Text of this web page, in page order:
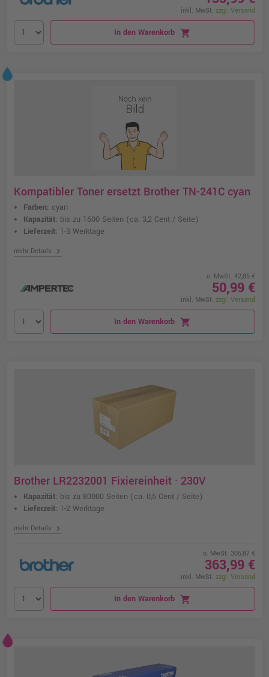
inkl. MwSt. zzgl. Versand
In den Warenkorb shopping_cart
Kompatibler Toner ersetzt Brother TN-241C cyan
Farben: cyan
Kapazität: bis zu 1600 Seiten (ca. 3,2 Cent / Seite)
Lieferzeit: 1-3 Werktage
mehr Details chevron_right
o. MwSt. 42,85 €
50,99 €
inkl. MwSt. zzgl. Versand
In den Warenkorb shopping_cart
Brother LR2232001 Fixiereinheit · 230V
Kapazität: bis zu 80000 Seiten (ca. 0,5 Cent / Seite)
Lieferzeit: 1-2 Werktage
mehr Details chevron_right
o. MwSt. 305,87 €
363,99 €
inkl. MwSt. zzgl. Versand
In den Warenkorb shopping_cart